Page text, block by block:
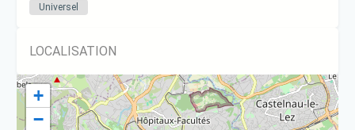
Universel
LOCALISATION
+
−